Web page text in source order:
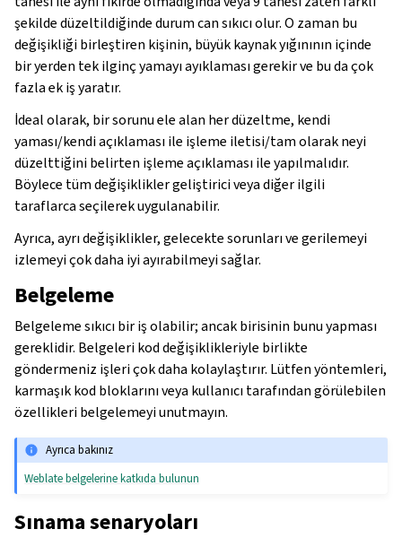
şekilde düzeltildiğinde durum can sıkıcı olur. O zaman bu
değişikliği birleştiren kişinin, büyük kaynak yığınının içinde
bir yerden tek ilginç yamayı ayıklaması gerekir ve bu da çok
fazla ek iş yaratır.
İdeal olarak, bir sorunu ele alan her düzeltme, kendi
yaması/kendi açıklaması ile işleme iletisi/tam olarak neyi
düzelttiğini belirten işleme açıklaması ile yapılmalıdır.
Böylece tüm değişiklikler geliştirici veya diğer ilgili
taraflarca seçilerek uygulanabilir.
Ayrıca, ayrı değişiklikler, gelecekte sorunları ve gerilemeyi
izlemeyi çok daha iyi ayırabilmeyi sağlar.
Belgeleme
Belgeleme sıkıcı bir iş olabilir; ancak birisinin bunu yapması
gereklidir. Belgeleri kod değişiklikleriyle birlikte
göndermeniz işleri çok daha kolaylaştırır. Lütfen yöntemleri,
karmaşık kod bloklarını veya kullanıcı tarafından görülebilen
özellikleri belgelemeyi unutmayın.
Ayrıca bakınız
Weblate belgelerine katkıda bulunun
Sınama senaryoları